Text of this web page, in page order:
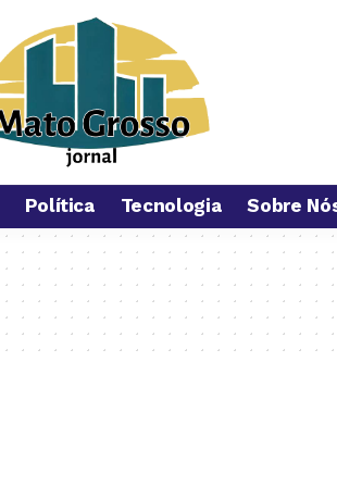
Política Tecnologia Sobre